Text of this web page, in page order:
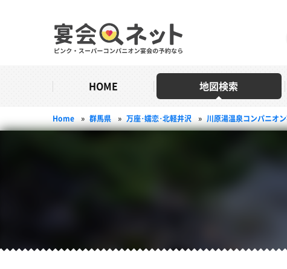
HOME 地図検索
Home » 群馬県 » 万座･嬬恋･北軽井沢 » 川原湯温泉コンパニオ